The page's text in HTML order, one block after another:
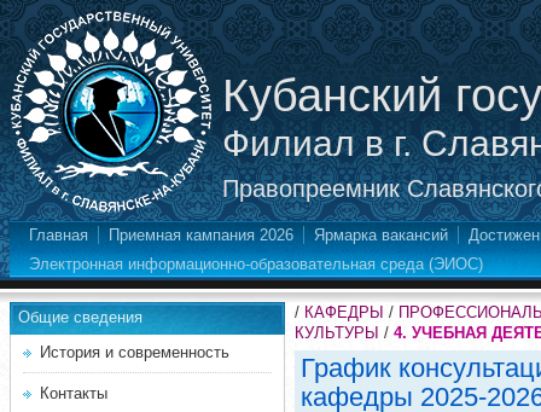
Кубанский
Филиал в г.
Правопреемник
Главная Приемная кампания 2026 Ярмарка вакансий
Электронная информационно-образовательная среда (ЭИОС)
Общие сведения
История и современность
Контакты
/ КАФЕДРЫ /
КУЛЬТУРЫ / 4. УЧЕБНАЯ
График
кафедры 2025-